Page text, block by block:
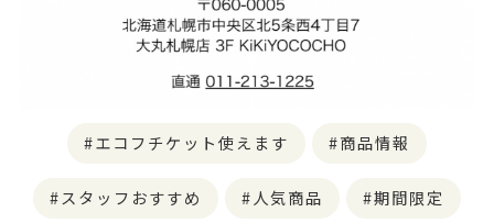
エコフチケット使えます 商品情報
スタッフおすすめ 人気商品 期間限定